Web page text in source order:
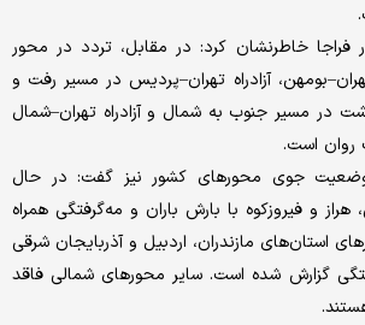
فراجا خاطرنشان کرد: در مقابل، تردد در محور
آزادراه تهران–پردیس در مسیر رفت و
در مسیر جنوب به شمال و آزادراه تهران–شمال
روان است.
جوی محورهای کشور نیز گفت: در حال
و فیروزکوه با بارش باران و مه‌گرفتگی همراه
استان‌های مازندران، اردبیل و آذربایجان شرقی
گزارش شده است. سایر محورهای شمالی فاقد